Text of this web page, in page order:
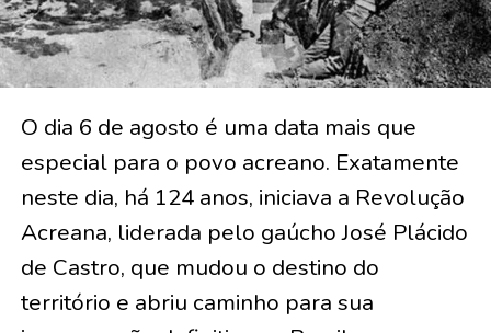
O dia 6 de agosto é uma data mais que
especial para o povo acreano. Exatamente
neste dia, há 124 anos, iniciava a Revolução
Acreana, liderada pelo gaúcho José Plácido
de Castro, que mudou o destino do
território e abriu caminho para sua